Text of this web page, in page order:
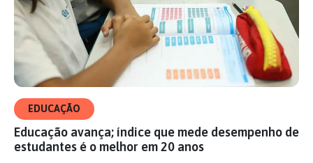
EDUCAÇÃO
Educação avança; índice que mede desempenho de
estudantes é o melhor em 20 anos